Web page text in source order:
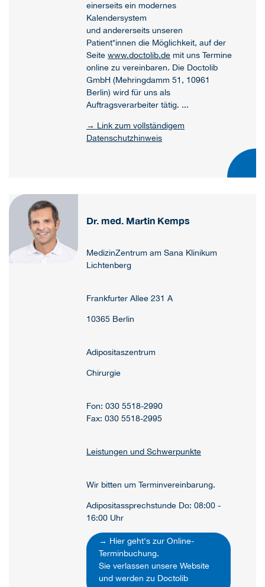
einerseits ein modernes
Kalendersystem
und andererseits unseren
Patient*innen die Möglichkeit, auf der
Seitewww.doctolib.de mit uns Termine
online zu vereinbaren. Die Doctolib
GmbH (Mehringdamm 51, 10961
Berlin) wird für uns als
Auftragsverarbeiter tätig. ...
→ Link zum vollständigem
Datenschutzhinweis
Dr. med. Martin Kemps
MedizinZentrum am Sana Klinikum
Lichtenberg
Frankfurter Allee 231 A
10365 Berlin
Adipositaszentrum
Chirurgie
Fon: 030 5518-2990
Fax: 030 5518-2995
Leistungen und Schwerpunkte
Wir bitten um Terminvereinbarung.
Adipositassprechstunde Do: 08:00 -
16:00 Uhr
→ Hier geht's zur Online-
Terminbuchung.
Sie verlassen unsere Website
und werden zu Doctolib